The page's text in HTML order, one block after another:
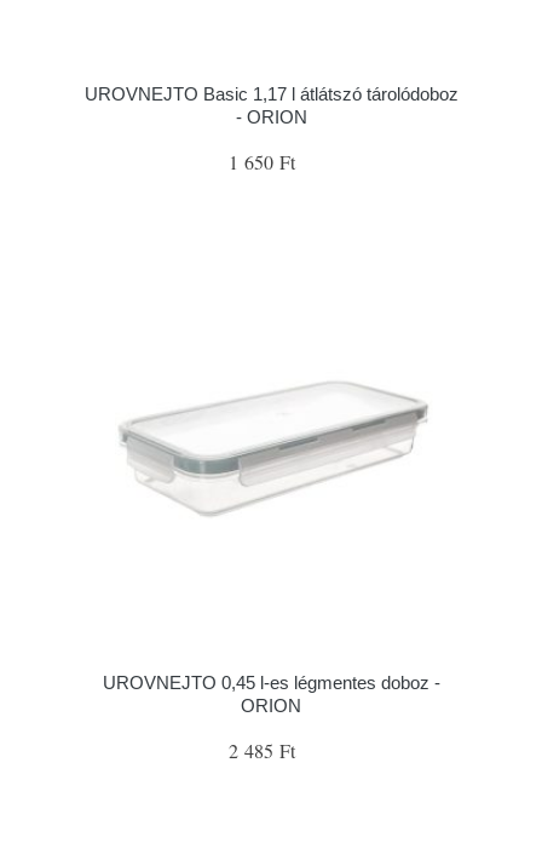
UROVNEJTO Basic 1,17 l átlátszó tárolódoboz
- ORION
1 650 Ft
UROVNEJTO 0,45 l-es légmentes doboz -
ORION
2 485 Ft